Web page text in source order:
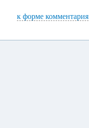
к форме комментария